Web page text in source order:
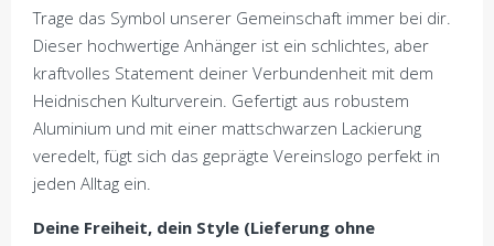
Trage das Symbol unserer Gemeinschaft immer bei dir.
Dieser hochwertige Anhänger ist ein schlichtes, aber
kraftvolles Statement deiner Verbundenheit mit dem
Heidnischen Kulturverein. Gefertigt aus robustem
Aluminium und mit einer mattschwarzen Lackierung
veredelt, fügt sich das geprägte Vereinslogo perfekt in
jeden Alltag ein.
Deine Freiheit, dein Style (Lieferung ohne